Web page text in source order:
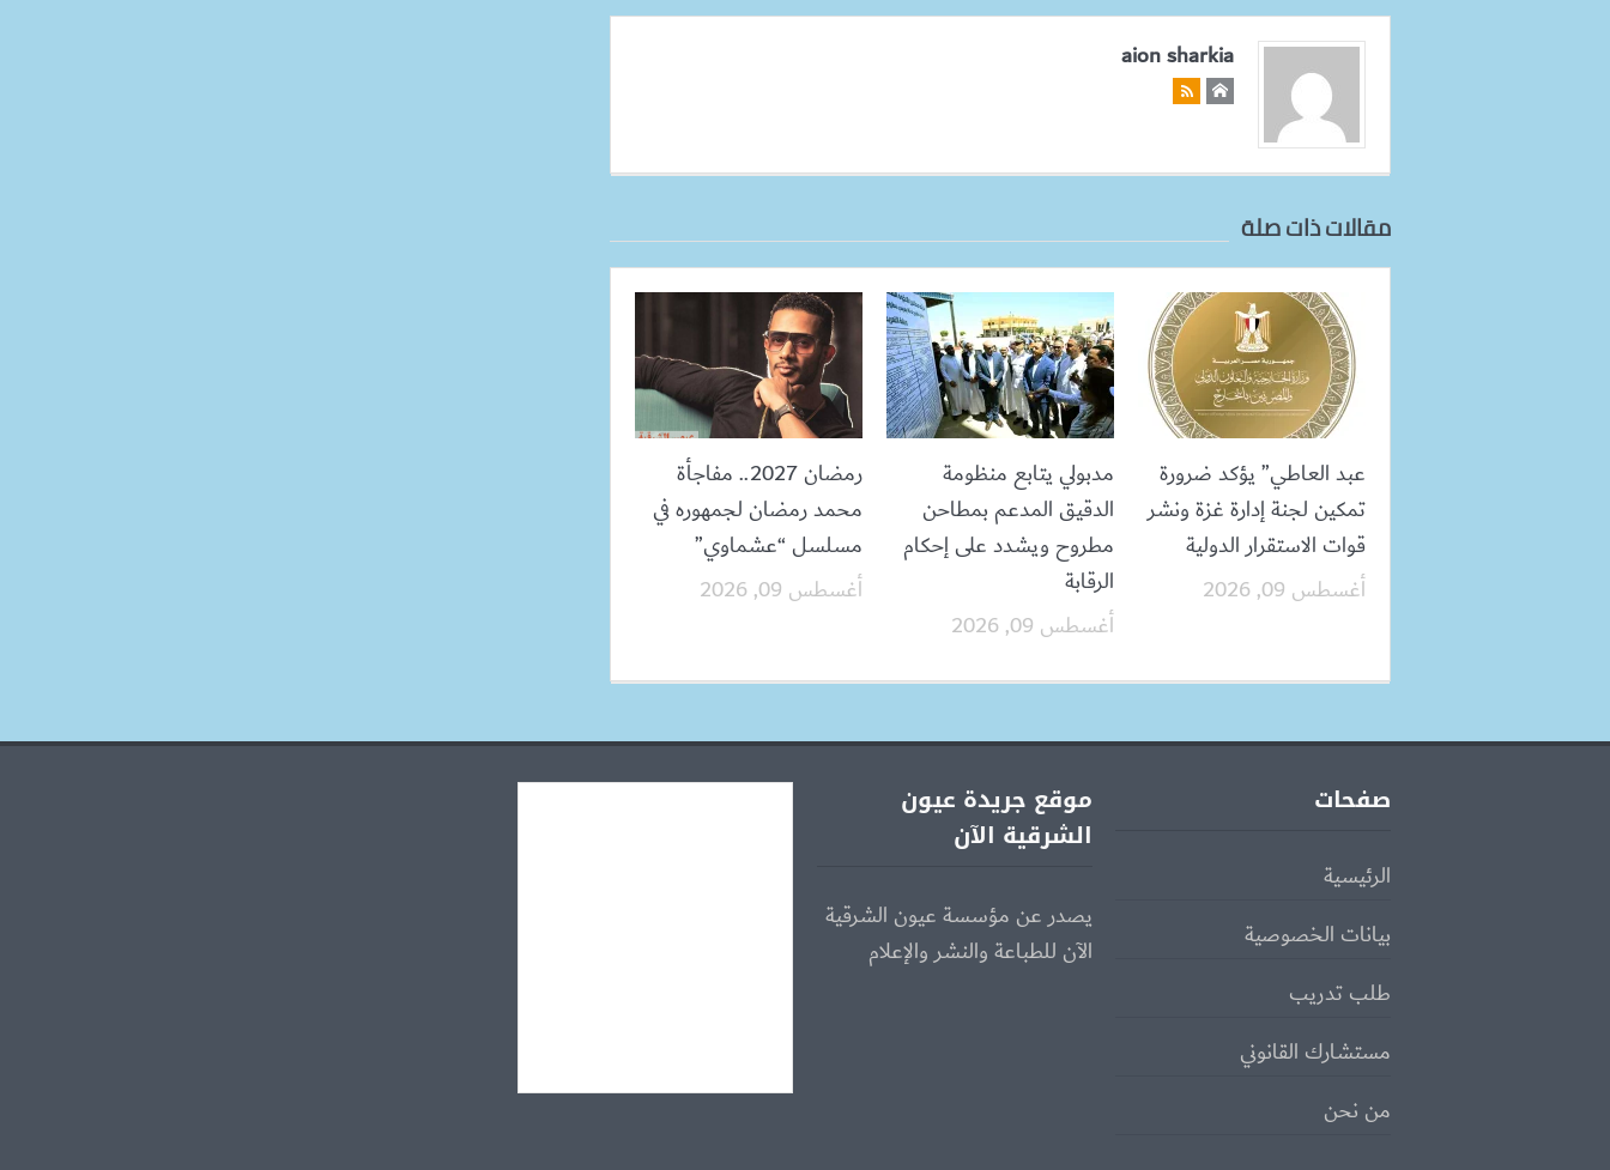
aion sharkia
مقالات ذات صلة
عبد العاطي” يؤكد ضرورة
تمكين لجنة إدارة غزة ونشر
قوات الاستقرار الدولية
أغسطس 09, 2026
مدبولي يتابع منظومة
الدقيق المدعم بمطاحن
مطروح ويشدد على إحكام
الرقابة
أغسطس 09, 2026
رمضان 2027.. مفاجأة
محمد رمضان لجمهوره في
مسلسل “عشماوي”
أغسطس 09, 2026
صفحات
الرئيسية
بيانات الخصوصية
طلب تدريب
مستشارك القانوني
من نحن
موقع جريدة عيون
الشرقية الآن
يصدر عن مؤسسة عيون الشرقية
الآن للطباعة والنشر والإعلام